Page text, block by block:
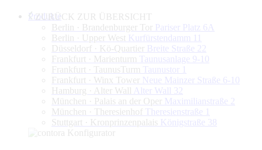
ZURÜCK ZUR ÜBERSICHT
Berlin · Brandenburger Tor
Pariser Platz 6A
Berlin · Upper West Kurfürstendamm 11
Düsseldorf · Kö-Quartier
Breite Straße 22
Frankfurt · Marienturm Taunusanlage 9-10
Frankfurt · TaunusTurm Taunustor 1
Frankfurt · Winx Tower
Neue Mainzer Straße 6-10
Hamburg · Alter Wall
Alter Wall 32
München · Palais an der Oper
Maximilianstraße 2
München · Theresienhof Theresienstraße 1
Stuttgart · Kronprinzenpalais Königstraße 38
Produkte